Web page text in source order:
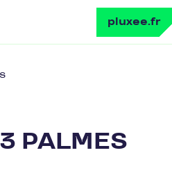
pluxee.fr
PALMES